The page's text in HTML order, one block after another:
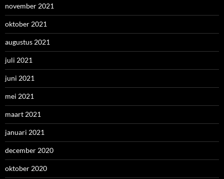
november 2021
oktober 2021
augustus 2021
juli 2021
juni 2021
mei 2021
maart 2021
januari 2021
december 2020
oktober 2020